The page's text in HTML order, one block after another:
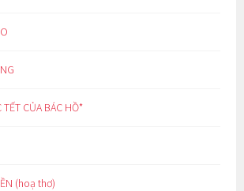
CỦA BÁC HỒ*
(hoạ thơ)